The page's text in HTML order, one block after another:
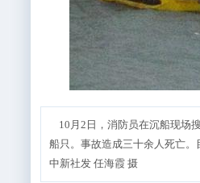
10月2日，消防员在沉船现场
船只。事故造成三十余人死亡。
中新社发 任海霞 摄